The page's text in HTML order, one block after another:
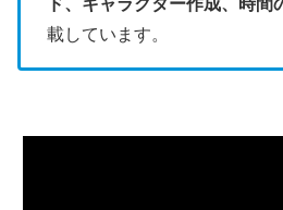
載しています。